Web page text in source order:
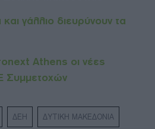
γάλλιο διευρύνουν τα
Athens οι νέες
Συμμετοχών
ΔΕΗ ΔΥΤΙΚΗ ΜΑΚΕΔΟΝΙΑ